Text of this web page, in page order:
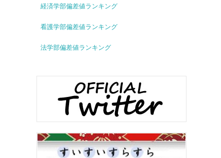
経済学部偏差値ランキング
看護学部偏差値ランキング
法学部偏差値ランキング